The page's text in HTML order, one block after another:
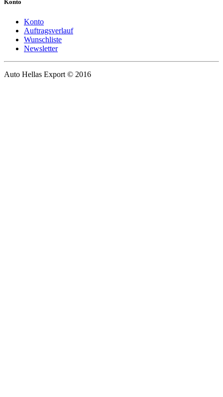
Konto
Konto
Auftragsverlauf
Wunschliste
Newsletter
Auto Hellas Export © 2016